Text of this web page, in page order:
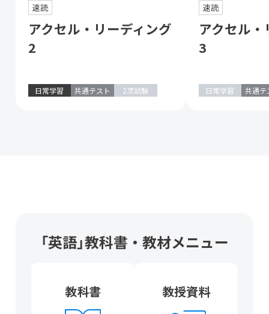
速読
アクセル・リーディング
2
日常学習 共通テスト 2次試験
速読
アクセル
3
日常学習 共通テ
「英語」教科書・教材メニュー
教科書 教授資料